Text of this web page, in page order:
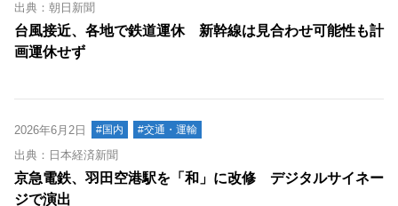
出典：朝日新聞
台風接近、各地で鉄道運休 新幹線は見合わせ可能性も計
画運休せず
2026年6月2日 #国内 #交通・運輸
出典：日本経済新聞
京急電鉄、羽田空港駅を「和」に改修 デジタルサイネー
ジで演出